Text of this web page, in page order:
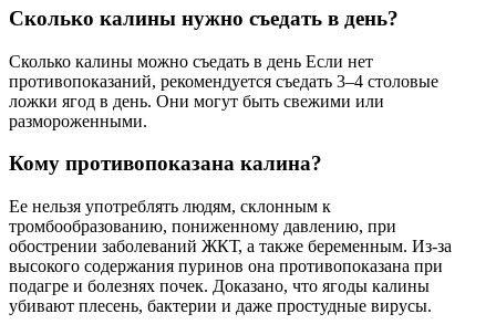
Сколько калины нужно съедать в день?
Сколько калины можно съедать в день Если нет
противопоказаний, рекомендуется съедать 3–4 столовые
ложки ягод в день. Они могут быть свежими или
размороженными.
Кому противопоказана калина?
Ее нельзя употреблять людям, склонным к
тромбообразованию, пониженному давлению, при
обострении заболеваний ЖКТ, а также беременным. Из-за
высокого содержания пуринов она противопоказана при
подагре и болезнях почек. Доказано, что ягоды калины
убивают плесень, бактерии и даже простудные вирусы.